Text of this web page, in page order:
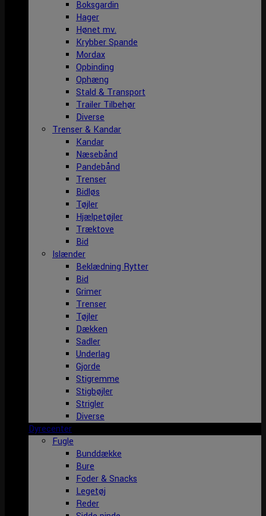
Boksgardin
Hager
Hønet mv.
Krybber Spande
Mordax
Opbinding
Ophæng
Stald & Transport
Trailer Tilbehør
Diverse
Trenser & Kandar
Kandar
Næsebånd
Pandebånd
Trenser
Bidløs
Tøjler
Hjælpetøjler
Træktove
Bid
Islænder
Beklædning Rytter
Bid
Grimer
Trenser
Tøjler
Dækken
Sadler
Underlag
Gjorde
Stigremme
Stigbøjler
Strigler
Diverse
Dyrecenter
Fugle
Bunddække
Bure
Foder & Snacks
Legetøj
Reder